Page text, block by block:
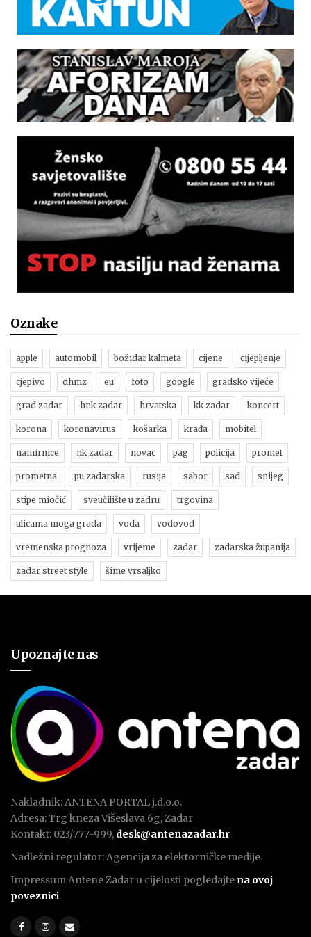
Oznake
apple automobil božidar kalmeta cijene cijepljenje
cjepivo dhmz eu foto google gradsko vijeće
grad zadar hnk zadar hrvatska kk zadar koncert
korona koronavirus košarka krađa mobitel
namirnice nk zadar novac pag policija promet
prometna pu zadarska rusija sabor sad snijeg
stipe miočić sveučilište u zadru trgovina
ulicama moga grada voda vodovod
vremenska prognoza vrijeme zadar zadarska županija
zadar street style šime vrsaljko
Upoznajte nas
Nakladnik: ANTENA PORTAL j.d.o.o.
Adresa: Trg kneza Višeslava 6g, Zadar
Kontakt: 023/777-999, desk@antenazadar.hr
Nadležni regulator: Agencija za elektorničke medije.
Impressum Antene Zadar u cijelosti pogledajte na ovoj
poveznici.